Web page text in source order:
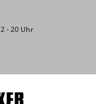
- 20 Uhr